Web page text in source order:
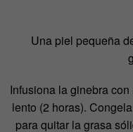
Una piel pequeña
Infusiona la ginebra
lento (2 horas).
para quitar la grasa